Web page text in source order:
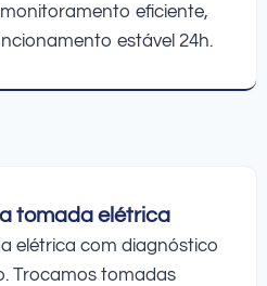
eficiente,
estável 24h.
tomada elétrica
elétrica com diagnóstico
Trocamos tomadas